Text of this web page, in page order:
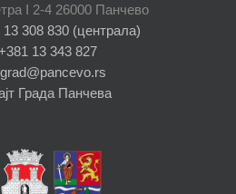
I 2-4 26000 Панчево
13 308 830 (централа)
13 343 827
grad@pancevo.rs
Града Панчева